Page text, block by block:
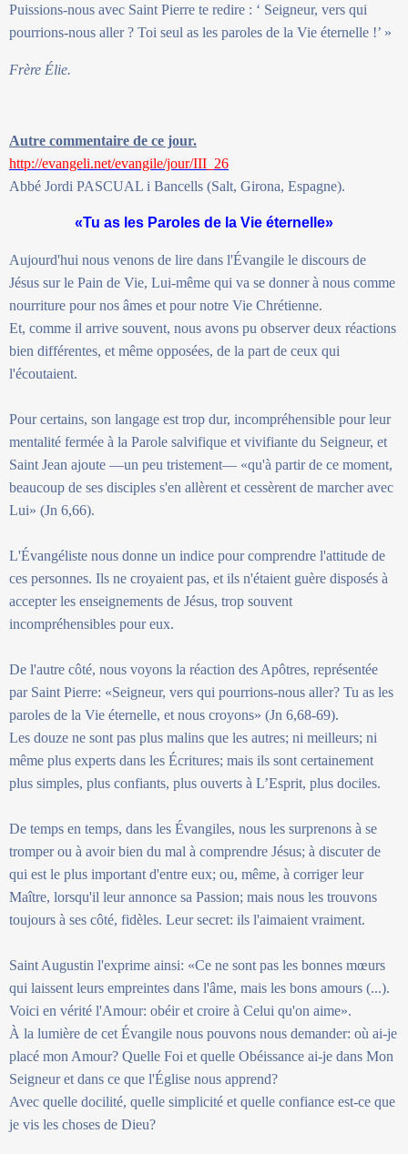
Puissions-nous avec Saint Pierre te redire : ‘ Seigneur, vers qui
pourrions-nous aller ? Toi seul as les paroles de la Vie éternelle !’ »
Frère Élie.
Autre commentaire de ce jour.
http://evangeli.net/evangile/jour/III_26
Abbé Jordi PASCUAL i Bancells (Salt, Girona, Espagne).
«Tu as les Paroles de la Vie éternelle»
Aujourd'hui nous venons de lire dans l'Évangile le discours de
Jésus sur le Pain de Vie, Lui-même qui va se donner à nous comme
nourriture pour nos âmes et pour notre Vie Chrétienne.
Et, comme il arrive souvent, nous avons pu observer deux réactions
bien différentes, et même opposées, de la part de ceux qui
l'écoutaient.
Pour certains, son langage est trop dur, incompréhensible pour leur
mentalité fermée à la Parole salvifique et vivifiante du Seigneur, et
Saint Jean ajoute —un peu tristement— «qu'à partir de ce moment,
beaucoup de ses disciples s'en allèrent et cessèrent de marcher avec
Lui» (Jn 6,66).
L'Évangéliste nous donne un indice pour comprendre l'attitude de
ces personnes. Ils ne croyaient pas, et ils n'étaient guère disposés à
accepter les enseignements de Jésus, trop souvent
incompréhensibles pour eux.
De l'autre côté, nous voyons la réaction des Apôtres, représentée
par Saint Pierre: «Seigneur, vers qui pourrions-nous aller? Tu as les
paroles de la Vie éternelle, et nous croyons» (Jn 6,68-69).
Les douze ne sont pas plus malins que les autres; ni meilleurs; ni
même plus experts dans les Écritures; mais ils sont certainement
plus simples, plus confiants, plus ouverts à L’Esprit, plus dociles.
De temps en temps, dans les Évangiles, nous les surprenons à se
tromper ou à avoir bien du mal à comprendre Jésus; à discuter de
qui est le plus important d'entre eux; ou, même, à corriger leur
Maître, lorsqu'il leur annonce sa Passion; mais nous les trouvons
toujours à ses côté, fidèles. Leur secret: ils l'aimaient vraiment.
Saint Augustin l'exprime ainsi: «Ce ne sont pas les bonnes mœurs
qui laissent leurs empreintes dans l'âme, mais les bons amours (...).
Voici en vérité l'Amour: obéir et croire à Celui qu'on aime».
À la lumière de cet Évangile nous pouvons nous demander: où ai-je
placé mon Amour? Quelle Foi et quelle Obéissance ai-je dans Mon
Seigneur et dans ce que l'Église nous apprend?
Avec quelle docilité, quelle simplicité et quelle confiance est-ce que
je vis les choses de Dieu?